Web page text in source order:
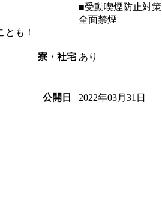
も！
■受動喫煙防止対策
全面禁煙
寮・社宅 あり
公開日 2022年03月31日